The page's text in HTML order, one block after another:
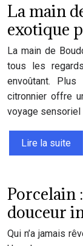
La main
exotique
La main de
tous les
envoûtant.
citronnier offre
voyage sensoriel
Lire la suite
Porcelain
douceur
Qui n’a jamais